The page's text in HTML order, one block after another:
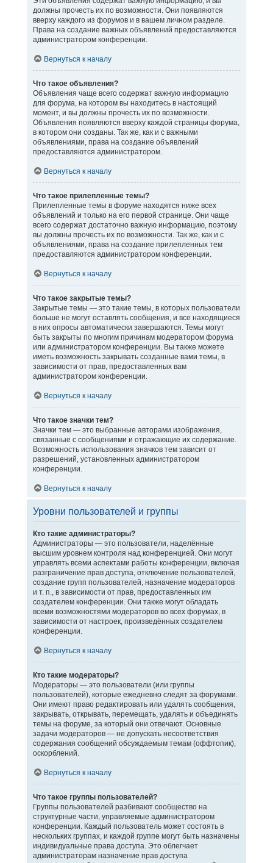
должны прочесть их по возможности. Они появляются
вверху каждого из форумов и в вашем личном разделе.
Права на создание важных объявлений предоставляются
администратором конференции.
Вернуться к началу
Что такое объявления?
Объявления чаще всего содержат важную информацию
для форума, на котором вы находитесь в настоящий
момент, и вы должны прочесть их по возможности.
Объявления появляются вверху каждой страницы форума,
в котором они созданы. Так же, как и с важными
объявлениями, права на создание объявлений
предоставляются администратором.
Вернуться к началу
Что такое прилепленные темы?
Прилепленные темы в форуме находятся ниже всех
объявлений и только на его первой странице. Они чаще
всего содержат достаточно важную информацию, поэтому
вы должны прочесть их по возможности. Так же, как и с
объявлениями, права на создание прилепленных тем
предоставляются администратором конференции.
Вернуться к началу
Что такое закрытые темы?
Закрытые темы — это такие темы, в которых пользователи
больше не могут оставлять сообщения, и все находящиеся
в них опросы автоматически завершаются. Темы могут
быть закрыты по многим причинам модератором форума
или администратором конференции. Вы также можете
иметь возможность закрывать созданные вами темы, в
зависимости от прав, предоставленных вам
администратором конференции.
Вернуться к началу
Что такое значки тем?
Значки тем — это выбранные авторами изображения,
связанные с сообщениями и отражающие их содержание.
Возможность использования значков тем зависит от
разрешений, установленных администратором
конференции.
Вернуться к началу
Уровни пользователей и группы
Кто такие администраторы?
Администраторы — это пользователи, наделённые
высшим уровнем контроля над конференцией. Они могут
управлять всеми аспектами работы конференции, включая
разграничение прав доступа, отключение пользователей,
создание групп пользователей, назначение модераторов
и т. п., в зависимости от прав, предоставленных им
создателем конференции. Они также могут обладать
всеми возможностями модераторов во всех форумах, в
зависимости от настроек, произведённых создателем
конференции.
Вернуться к началу
Кто такие модераторы?
Модераторы — это пользователи (или группы
пользователей), которые ежедневно следят за форумами.
Они имеют право редактировать или удалять сообщения,
закрывать, открывать, перемещать, удалять и объединять
темы на форуме, за который они отвечают. Основные
задачи модераторов — не допускать несоответствия
содержания сообщений обсуждаемым темам (оффтопик),
оскорблений.
Вернуться к началу
Что такое группы пользователей?
Группы пользователей разбивают сообщество на
структурные части, управляемые администратором
конференции. Каждый пользователь может состоять в
нескольких группах, и каждой группе могут быть назначены
индивидуальные права доступа. Это облегчает
администраторам назначение прав доступа